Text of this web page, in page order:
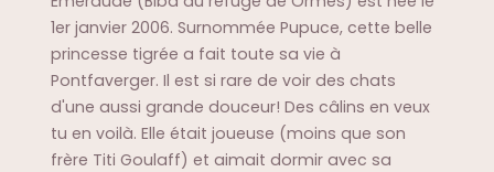
1er janvier 2006. Surnommée Pupuce, cette belle
princesse tigrée a fait toute sa vie à
Pontfaverger. Il est si rare de voir des chats
d'une aussi grande douceur! Des câlins en veux
tu en voilà. Elle était joueuse (moins que son
frère Titi Goulaff) et aimait dormir avec sa